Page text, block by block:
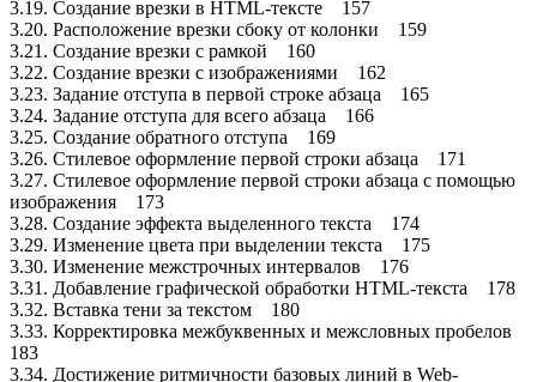
3.19. Создание врезки в HTML-тексте 157
3.20. Расположение врезки сбоку от колонки 159
3.21. Создание врезки с рамкой 160
3.22. Создание врезки с изображениями 162
3.23. Задание отступа в первой строке абзаца 165
3.24. Задание отступа для всего абзаца 166
3.25. Создание обратного отступа 169
3.26. Стилевое оформление первой строки абзаца 171
3.27. Стилевое оформление первой строки абзаца с помощью
изображения 173
3.28. Создание эффекта выделенного текста 174
3.29. Изменение цвета при выделении текста 175
3.30. Изменение межстрочных интервалов 176
3.31. Добавление графической обработки HTML-текста 178
3.32. Вставка тени за текстом 180
3.33. Корректировка межбуквенных и межсловных пробелов
183
3.34. Достижение ритмичности базовых линий в Web-